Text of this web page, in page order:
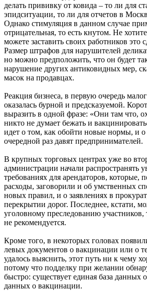
делать прививку от ковида – то ли для
эпидситуации, то ли для отчетов в
Однако стимуляция в данном случае
отрицательная, то есть кнутом. Не
можете заставить своих работников это
Размер штрафов для нарушителей
но можно предположить, что он будет
нарушение других антиковидных мер,
масок на продавцах.
Реакция бизнеса, в первую очередь
оказалась бурной и предсказуемой.
выразить в одной фразе: «Они там что,
никто не думает бежать и
идет о том, как обойти новые нормы, и о
очередной раз давят предпринимателей.
В крупных торговых центрах уже во
администрации начали распространять
требованиях для арендаторов, которые,
расходы, заговорили и об умственных
новых правил, и о заявлениях в
перекрытии дорог. Последнее, кстати,
уголовному преследованию участников,
не рекомендуется.
Кроме того, в некоторых головах
левых документов о вакцинации или о
удалось выяснить, этот путь ни к чему
потому что подделку при желании
быстро: существует единая база данных
данных о вакцинации.